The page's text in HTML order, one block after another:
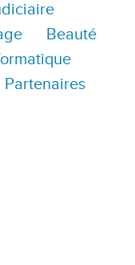
Beauté
Partenaires